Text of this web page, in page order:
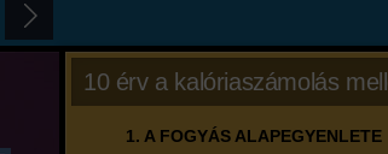
10 érv a kalóriaszámolás
1. A FOGYÁS ALAPEGYENLETE